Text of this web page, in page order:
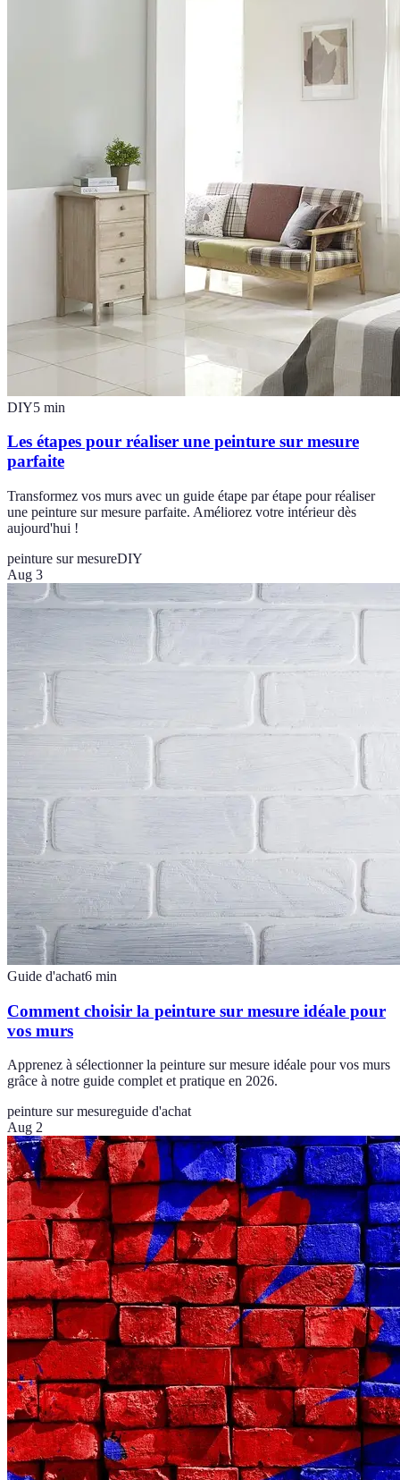
DIY5 min
Les étapes pour réaliser une peinture sur mesure
parfaite
Transformez vos murs avec un guide étape par étape pour réaliser
une peinture sur mesure parfaite. Améliorez votre intérieur dès
aujourd'hui !
peinture sur mesureDIY
Aug 3
Guide d'achat6 min
Comment choisir la peinture sur mesure idéale pour
vos murs
Apprenez à sélectionner la peinture sur mesure idéale pour vos murs
grâce à notre guide complet et pratique en 2026.
peinture sur mesureguide d'achat
Aug 2